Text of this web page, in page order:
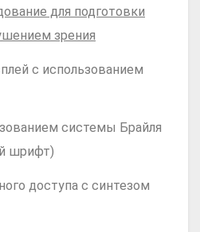
для подготовки
зрения
с использованием
системы Брайля
шрифт)
доступа с синтезом